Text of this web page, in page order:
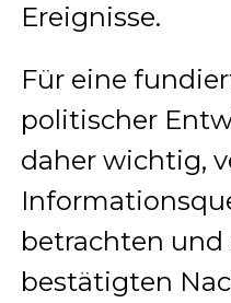
Ereignisse.
Für eine
politischer
daher wichtig,
betrachten und
bestätigten